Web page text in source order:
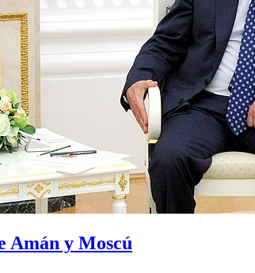
Amán y Moscú